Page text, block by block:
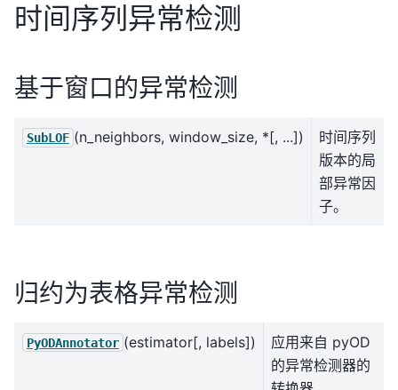
时间序列异常检测
基于窗口的异常检测
SubLOF (n_neighbors, window_size, *[, ...])
时间序列
版本的局
部异常因
子。
归约为表格异常检测
PyODAnnotator (estimator[, labels])
应用来自 pyOD
的异常检测器的